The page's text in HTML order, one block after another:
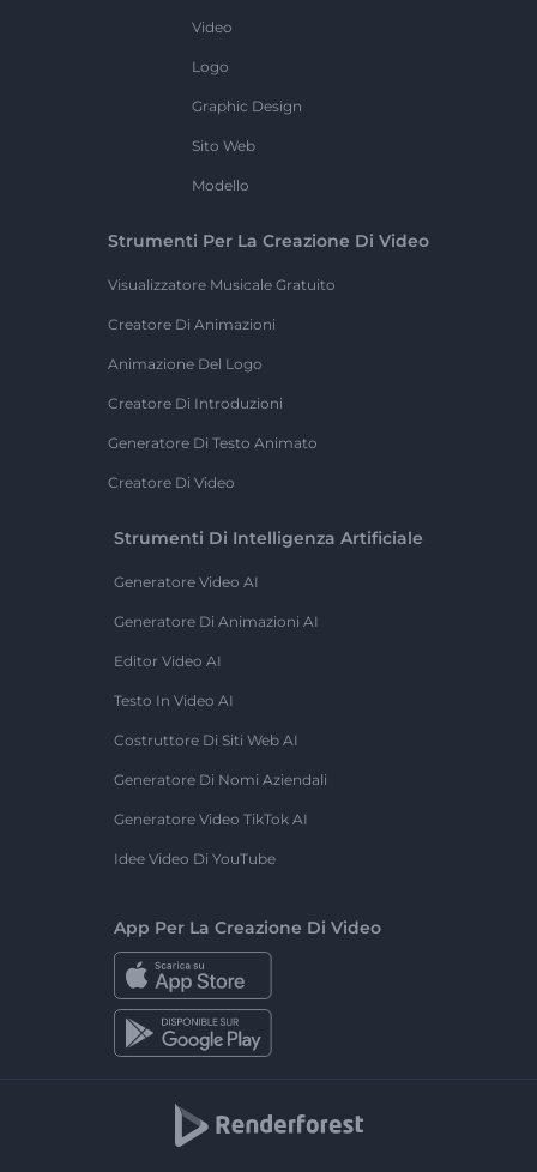
Video
Logo
Graphic Design
Sito Web
Modello
Strumenti Per La Creazione Di Video
Visualizzatore Musicale Gratuito
Creatore Di Animazioni
Animazione Del Logo
Creatore Di Introduzioni
Generatore Di Testo Animato
Creatore Di Video
Strumenti Di Intelligenza Artificiale
Generatore Video AI
Generatore Di Animazioni AI
Editor Video AI
Testo In Video AI
Costruttore Di Siti Web AI
Generatore Di Nomi Aziendali
Generatore Video TikTok AI
Idee Video Di YouTube
App Per La Creazione Di Video